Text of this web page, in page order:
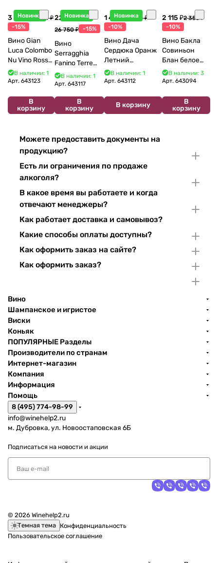
Новинка
3 998 ₽4 704 ₽
-15%
Вино Gian
Luca Colombo
Nu Vino Rosso
2025 750 мл
В наличии: 1
Арт. 643123
В
корзину
Новинка
22 738 ₽
26 750 ₽ -15%
Вино
Serragghia
Fanino Terre
Siciliane IGP
2022 750 мл
В наличии: 1
Арт.643117
В
корзину
Новинка
1 440 ₽1 600 ₽
-10%
Вино Дача
Сердюка Оранж
Летний
Сибирьковый
2024 750 мл
В наличии: 1
Арт. 643112
В корзину
2 115 ₽2 350 ₽
-10%
Вино Бакла
Совиньон
Блан белое
сухое 750 мл
12%
В наличии: 3
Арт.643094
В
корзину
Можете предоставить документы на
продукцию?
Есть ли ограничения по продаже
алкоголя?
В какое время вы работаете и когда
отвечают менеджеры?
Как работает доставка и самовывоз?
Какие способы оплаты доступны?
Как оформить заказ на сайте?
Как оформить заказ?
Вино
Шампанское и игристое
Виски
Коньяк
ПОПУЛЯРНЫЕ Разделы
Производители по странам
Интернет-магазин
Компания
Информация
Помощь
8 (495) 774-98-99
info@winehelp2.ru
м. Дубровка, ул. Новоостаповская 6Б
Подписаться на новости и акции
© 2026 Winehelp2.ru
Темная тема Конфиденциальность
Пользовательское соглашение